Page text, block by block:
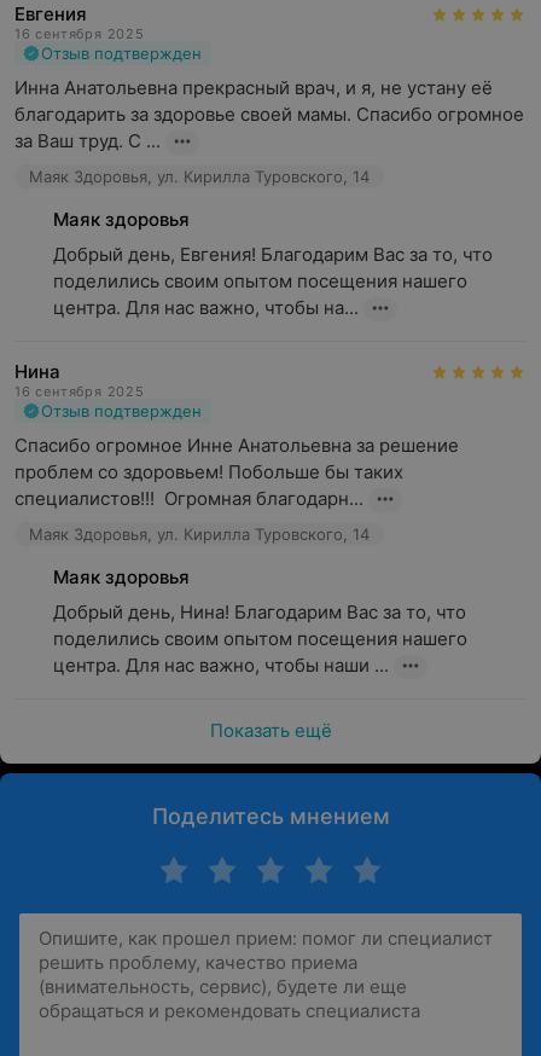
Евгения
16 сентября 2025
Отзыв подтвержден
Инна Анатольевна прекрасный врач, и я, не устану её
благодарить за здоровье своей мамы. Спасибо огромное
за Ваш труд. С ...
Маяк Здоровья, ул. Кирилла Туровского, 14
Маяк здоровья
Добрый день, Евгения! Благодарим Вас за то, что
поделились своим опытом посещения нашего
центра. Для нас важно, чтобы на...
Нина
16 сентября 2025
Отзыв подтвержден
Спасибо огромное Инне Анатольевна за решение
проблем со здоровьем! Побольше бы таких
специалистов!!!  Огромная благодарн...
Маяк Здоровья, ул. Кирилла Туровского, 14
Маяк здоровья
Добрый день, Нина! Благодарим Вас за то, что
поделились своим опытом посещения нашего
центра. Для нас важно, чтобы наши ...
Показать ещё
Поделитесь мнением